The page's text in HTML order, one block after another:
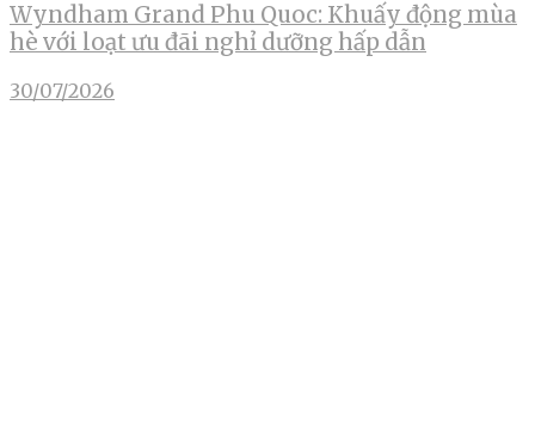
Wyndham Grand Phu Quoc: Khuấy động mùa
hè với loạt ưu đãi nghỉ dưỡng hấp dẫn
30/07/2026